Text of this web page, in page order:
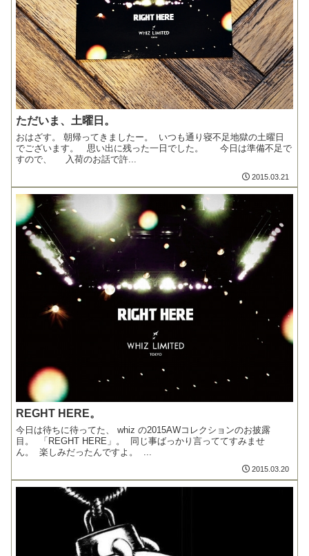
ただいま、土曜日。
おはざす。 朝帰ってきましたー。 いつも通り寝不足地獄の土曜日
でございます。 思い出に残った一日でした。 今日は準備不足で
すので、 入荷のお話で許...
2015.03.21
REGHT HERE。
今日は待ちに待ってた、 whiz の2015AWコレクションのお披露
目。 「REGHT HERE」。 同じ事ばっかり言っててすみませ
ん。 楽しみだったんですよ。 ...
2015.03.20